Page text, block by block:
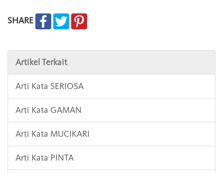
SHARE
Artikel Terkait
Arti Kata SERIOSA
Arti Kata GAMAN
Arti Kata MUCIKARI
Arti Kata PINTA